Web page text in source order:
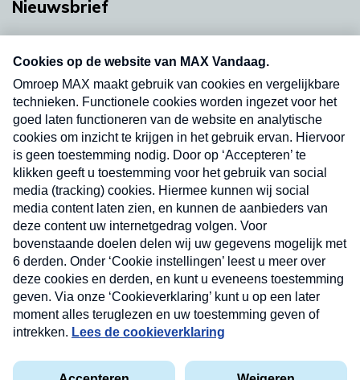
Nieuwsbrief
nieuwsbrief. Elke vrijdag- en dinsdagochtend in
uw mailbox.
Verzend
Privacyverklaring
Cookieverklaring
Nieuwsbrief
Neem hier een gratis abonnement op onze
nieuwsbrief. Elke vrijdag- en dinsdagochtend in uw